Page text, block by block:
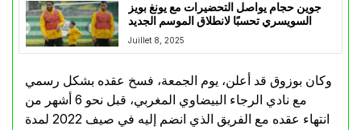
جوين حجام يواصل التحضيرات مع يونغ بويز
السويسري تحسبًا لانطلاق الموسم الجديد
Juillet 8, 2025
وكان بوزوق قد أعلن، يوم الجمعة، فسخ عقده بشكل رسمي
مع نادي الرجاء البيضاوي المغربي، قبل نحو 6 أشهر من
انتهاء عقده مع الفريق الذي انضم إليه في صيف 2022 لمدة